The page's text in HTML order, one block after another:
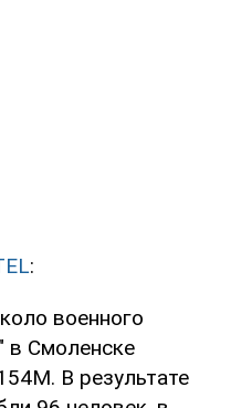
:
военного
в Смоленске
В результате